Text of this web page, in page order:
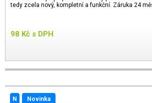
tedy zcela nový, kompletní a funkční. Záruka 24
98 Kč s DPH
N Novinka